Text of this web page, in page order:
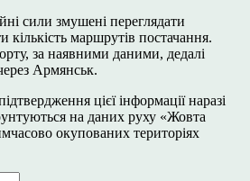
сили змушені переглядати
кількість маршрутів постачання.
за наявними даними, дедалі
Армянськ.
цієї інформації наразі
на даних руху «Жовта
окупованих територіях